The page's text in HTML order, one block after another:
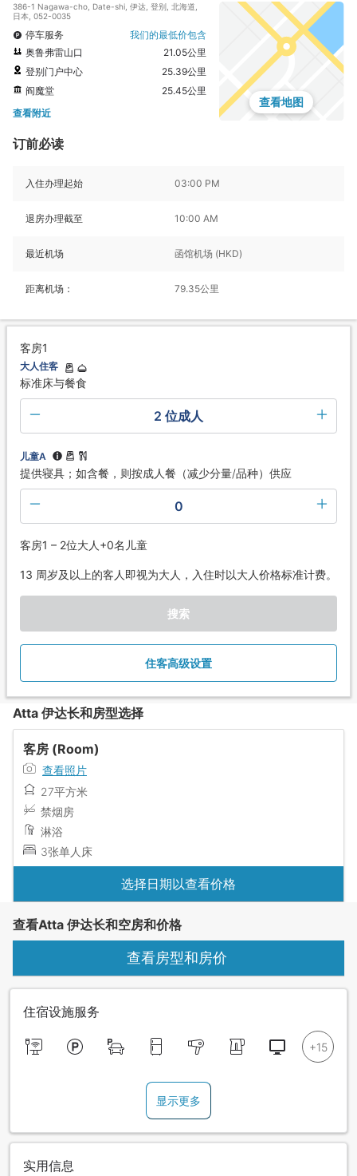
386-1 Nagawa-cho, Date-shi, 伊达, 登别, 北海道,
日本, 052-0035
停车服务
我们的最低价包含
奥鲁弗雷山口
21.05公里
登别门户中心
25.39公里
阎魔堂
25.45公里
查看附近
查看地图
订前必读
入住办理起始 03:00 PM
退房办理截至 10:00 AM
最近机场 函馆机场 (HKD)
距离机场： 79.35公里
客房1
大人住客
标准床与餐食
2 位成人
儿童A
提供寝具；如含餐，则按成人餐（减少分量/品种）供应
0
客房1 – 2位大人+0名儿童
13 周岁及以上的客人即视为大人，入住时以大人价格标准计费。
搜索
住客高级设置
Atta 伊达长和房型选择
客房 (Room)
查看照片
27平方米
禁烟房
淋浴
3张单人床
选择日期以查看价格
查看Atta 伊达长和空房和价格
查看房型和房价
住宿设施服务
显示更多
实用信息